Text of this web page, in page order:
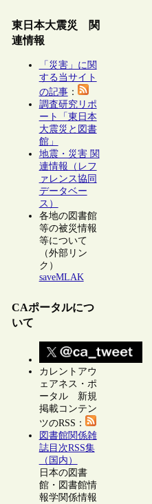
東日本大震災 関
連情報
「災害」に関
する当サイト
の記事：
調査研究リポ
ート「東日本
大震災と図書
館」
地震・災害 関
連情報（レフ
ァレンス協同
データベー
ス）
各地の図書館
等の被災情報
等について
（外部リン
ク）
saveMLAK
CAポータルにつ
いて
カレントアウ
ェアネス・ポ
ータル 新規
掲載コンテン
ツのRSS：
図書館関係雑
誌目次RSS集
（国内）
日本の図書
館・図書館情
報学関係情報